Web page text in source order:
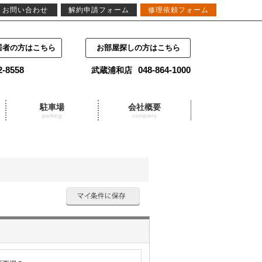
の方はこちら
8558
お部屋探しの方はこちら
武蔵浦和店 048-864-1000
駐車場
parking
会社概要
company
お問い合わせ 解約申請フォーム 修理依頼フォーム